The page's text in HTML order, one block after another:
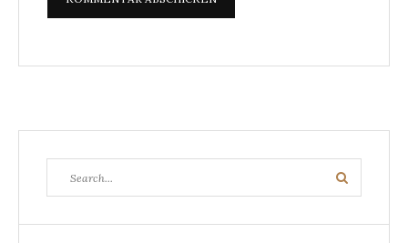
for:
Search